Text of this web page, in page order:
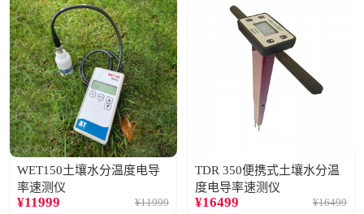
WET150土壤水分温度电导
率速测仪
¥11999 ¥11999
TDR 350便携式土壤水分温
度电导率速测仪
¥16499 ¥16499